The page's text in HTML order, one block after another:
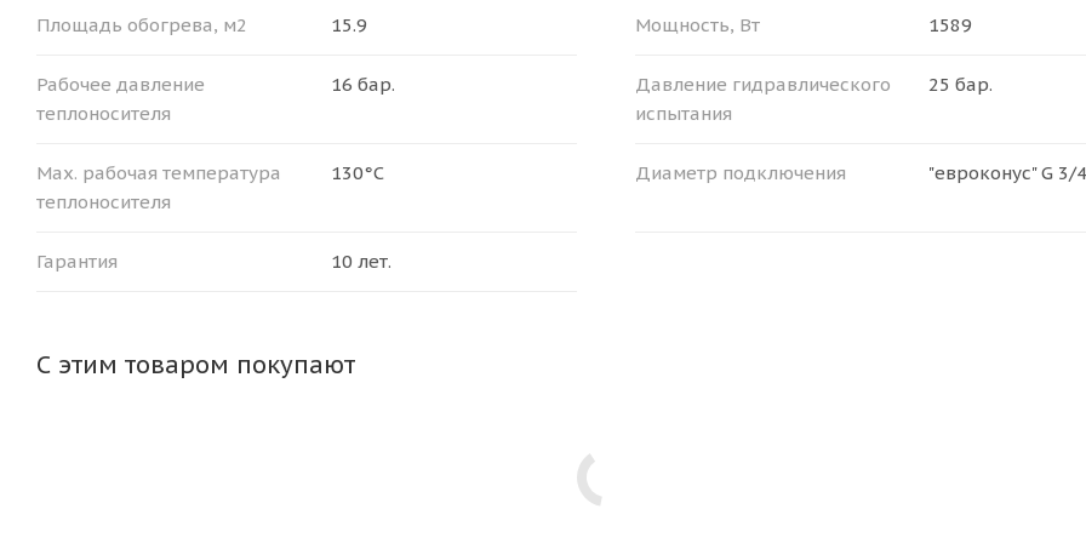
Площадь обогрева, м2 15.9 Мощность, Вт 1589
Рабочее давление
теплоносителя
16 бар.
Давление гидравлического
испытания
25 бар.
Мax. рабочая температура
теплоносителя
130°С Диаметр подключения "евроконус" G 3/
Гарантия 10 лет.
С этим товаром покупают